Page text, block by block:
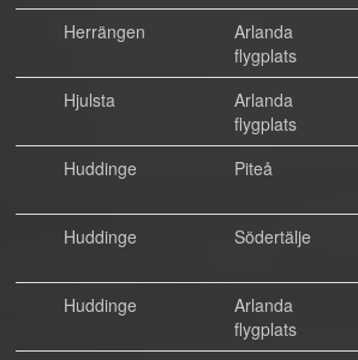
Herrängen
Arlanda
flygplats
Hjulsta
Arlanda
flygplats
Huddinge
Piteå
Huddinge
Södertälje
Huddinge
Arlanda
flygplats